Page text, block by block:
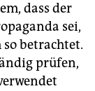
dass der
sei,
betrachtet.
prüfen,